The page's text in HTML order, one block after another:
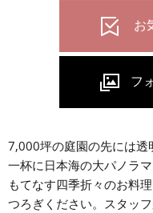
7,000坪の庭園の先には透
一杯に日本海の大パノラ
もてなす四季折々のお料
つろぎください。スタッ